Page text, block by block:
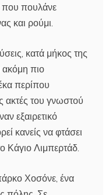
που πουλάνε
και ρούμι.
κατά μήκος της
ακόμη πιο
περίπου
ακτές του γνωστού
εξαιρετικό
κανείς να φτάσει
Κάγιο Λιμπερτάδ.
Χοσόνε, ένα